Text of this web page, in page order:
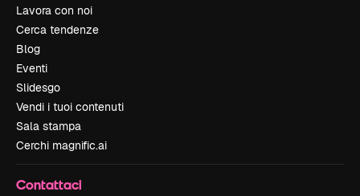
Lavora con noi
Cerca tendenze
Blog
Eventi
Slidesgo
Vendi i tuoi contenuti
Sala stampa
Cerchi magnific.ai
Contattaci